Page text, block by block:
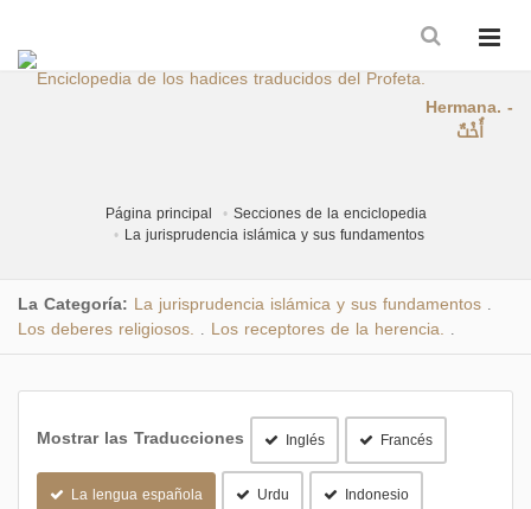
Hermana. -
أُخْتٌ
Página principal
Secciones de la enciclopedia
La jurisprudencia islámica y sus fundamentos
La Categoría: La jurisprudencia islámica y sus fundamentos
Los deberes religiosos. Los receptores de la herencia.
Mostrar las Traducciones Inglés Francés
La lengua española Urdu Indonesio